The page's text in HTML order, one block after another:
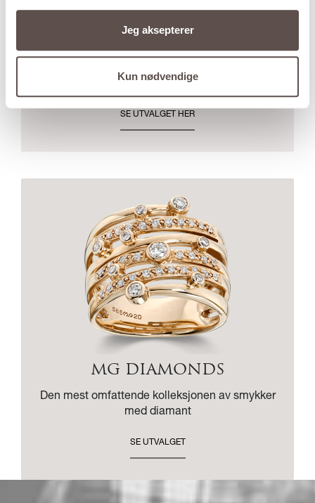
Jeg aksepterer
Kun nødvendige
gode prisene.
SE UTVALGET HER
MG DIAMONDS
Den mest omfattende kolleksjonen av smykker
med diamant
SE UTVALGET